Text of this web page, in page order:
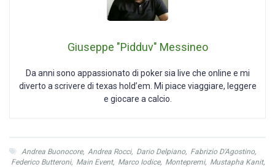
Giuseppe "Pidduv" Messineo
Da anni sono appassionato di poker sia live che online e mi
diverto a scrivere di texas hold’em. Mi piace viaggiare, leggere
e giocare a calcio.
Andrea Buonocore, Andrea Rocci, Dario Delpiano, Fabrizio D'Agostino,
Federico Butteroni, Main Event, Marco Iodice, Montepremi, Mustapha Kanit,